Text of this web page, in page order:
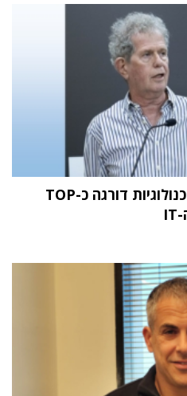
מחקר STKI השנתי: וואן טכנולוגיות דורגה כ-TOP